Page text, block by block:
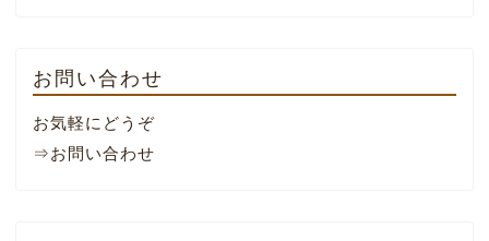
お問い合わせ
お気軽にどうぞ
⇒お問い合わせ